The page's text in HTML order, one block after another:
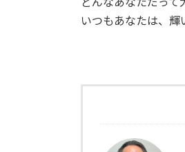
いつもあなたは、輝